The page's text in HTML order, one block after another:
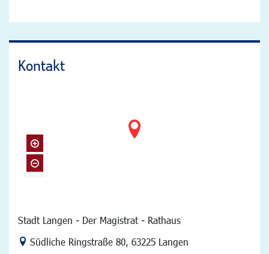
Kontakt
Stadt Langen - Der Magistrat - Rathaus
Link zur Google-Maps Navigation
Südliche Ringstraße 80, 63225 Langen